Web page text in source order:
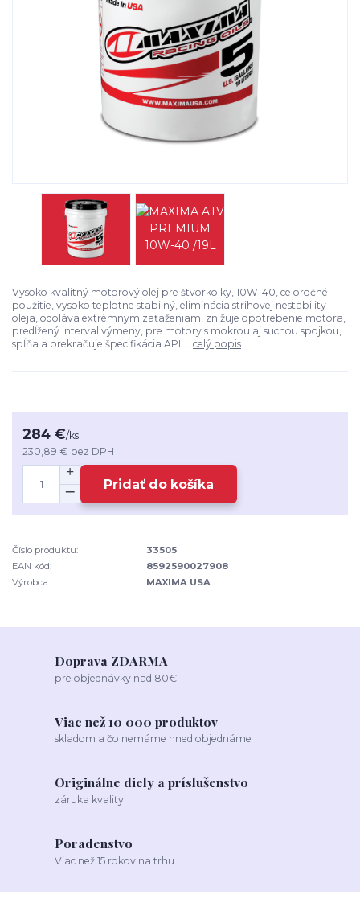
Vysoko kvalitný motorový olej pre štvorkolky, 10W-40, celoročné
použitie, vysoko teplotne stabilný, eliminácia strihovej nestability
oleja, odoláva extrémnym zaťaženiam, znižuje opotrebenie motora,
predĺžený interval výmeny, pre motory s mokrou aj suchou spojkou,
spĺňa a prekračuje špecifikácia API ... celý popis
284 €/ks
230,89 € bez DPH
Pridať do košíka
Číslo produktu:
33505
EAN kód:
8592590027908
Výrobca:
MAXIMA USA
Doprava ZDARMA
pre objednávky nad 80€
Viac než 10 000 produktov
skladom a čo nemáme hned objednáme
Originálne diely a príslušenstvo
záruka kvality
Poradenstvo
Viac než 15 rokov na trhu